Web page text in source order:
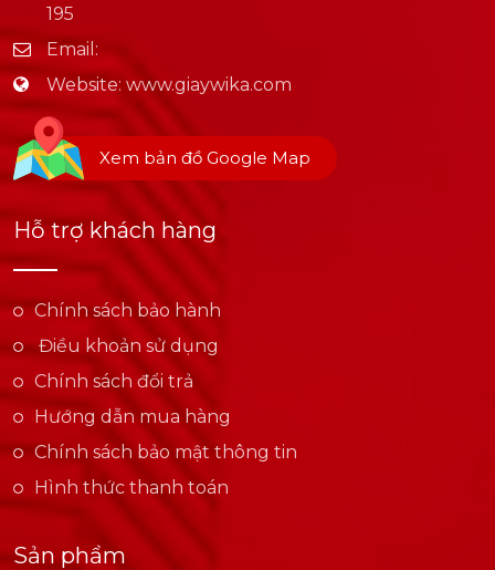
195
Email:
Website: www.giaywika.com
Xem bản đồ Google Map
Hỗ trợ khách hàng
Chính sách bảo hành
Điều khoản sử dụng
Chính sách đổi trả
Hướng dẫn mua hàng
Chính sách bảo mật thông tin
Hình thức thanh toán
Sản phẩm